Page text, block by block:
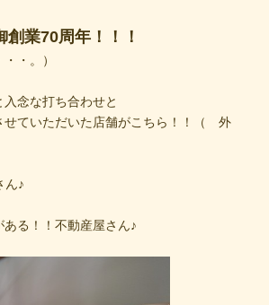
業70周年！！！
・。）
念な打ち合わせと
せていただいた店舗がこちら！！（ 外
ん♪
る！！不動産屋さん♪